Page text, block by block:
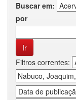
Buscar em:
por
Filtros correntes: